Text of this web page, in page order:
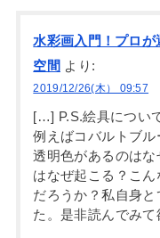
水彩画入門！プロが
空間 より:
2019/12/26(木） 09:57
[…] P.S.絵具につい
例えばコバルトブ
透明色があるのは
はなぜ起こる？こ
だろうか？私自身
た。是非読んでみ